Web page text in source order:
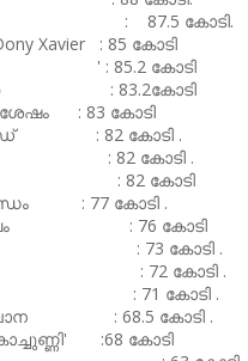
87.5 കോടി.
Xavier : 85 കോടി
' : 85.2 കോടി
: 83.2കോടി
: 83 കോടി
: 82 കോടി .
: 82 കോടി .
82 കോടി
: 77 കോടി .
: 76 കോടി
: 73 കോടി .
: 72 കോടി .
: 71 കോടി .
: 68.5 കോടി .
:68 കോടി